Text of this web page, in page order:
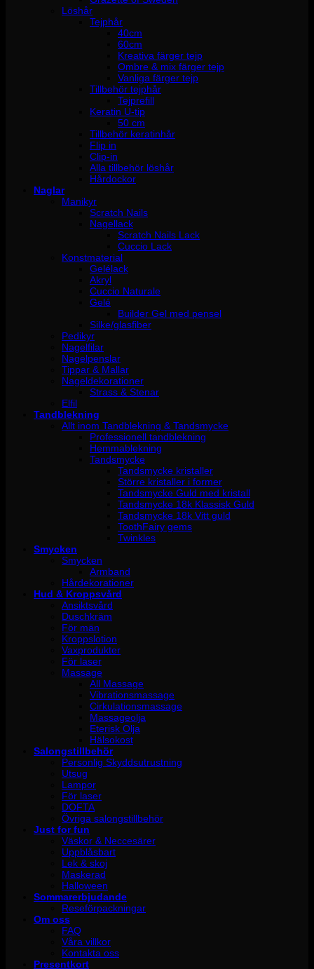
Löshår
Tejphår
40cm
60cm
Kreativa färger tejp
Ombre & mix färger tejp
Vanliga färger tejp
Tillbehör tejphår
Tejprefill
Keratin U-tip
50 cm
Tillbehör keratinhår
Flip in
Clip-in
Alla tillbehör löshår
Hårdockor
Naglar
Manikyr
Scratch Nails
Nagellack
Scratch Nails Lack
Cuccio Lack
Konstmaterial
Gelélack
Akryl
Cuccio Naturale
Gelé
Builder Gel med pensel
Silke/glasfiber
Pedikyr
Nagelfilar
Nagelpenslar
Tippar & Mallar
Nageldekorationer
Strass & Stenar
Elfil
Tandblekning
Allt inom Tandblekning & Tandsmycke
Professionell tandblekning
Hemmablekning
Tandsmycke
Tandsmycke kristaller
Större kristaller i former
Tandsmycke Guld med kristall
Tandsmycke 18k Klassisk Guld
Tandsmycke 18k Vitt guld
ToothFairy gems
Twinkles
Smycken
Smycken
Armband
Hårdekorationer
Hud & Kroppsvård
Ansiktsvård
Duschkräm
För män
Kroppslotion
Vaxprodukter
För laser
Massage
All Massage
Vibrationsmassage
Cirkulationsmassage
Massageolja
Eterisk Olja
Hälsokost
Salongstillbehör
Personlig Skyddsutrustning
Utsug
Lampor
För laser
DOFTA
Övriga salongstillbehör
Just for fun
Väskor & Neccesärer
Uppblåsbart
Lek & skoj
Maskerad
Halloween
Sommarerbjudande
Reseförpackningar
Om oss
FAQ
Våra villkor
Kontakta oss
Presentkort